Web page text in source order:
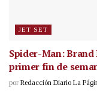
JET SET
Spider-Man:
primer fin de
por Redacción Diario La